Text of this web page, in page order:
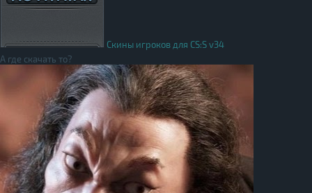
Скины игроков для CS:S v34
А где скачать то?